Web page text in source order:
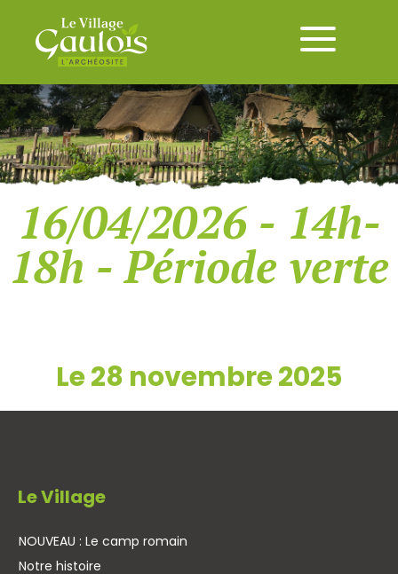
16/04/2026 - 14h-
18h - Période verte
Le 28 novembre 2025
Le Village
NOUVEAU : Le camp romain
Notre histoire